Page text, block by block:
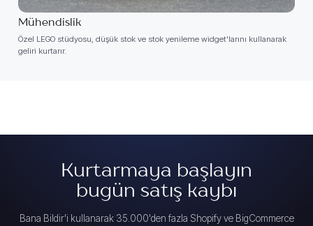
Mühendislik
Özel LEGO stüdyosu, düşük stok ve stok yenileme widget'larını kullanarak
geliri kurtarır.
Kurtarmaya başlayın
bugün satış kaybı
Bana Bildir'i kullanarak 35.000'den fazla Shopify ve BigCommerce